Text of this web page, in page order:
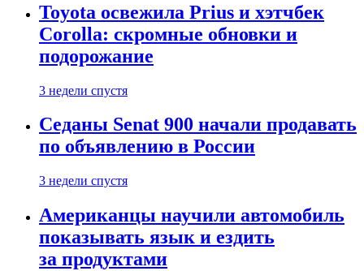
Toyota освежила Prius и хэтчбек
Corolla: скромные обновки и
подорожание
3 недели спустя
Седаны Senat 900 начали продавать
по объявлению в России
3 недели спустя
Американцы научили автомобиль
показывать язык и ездить
за продуктами